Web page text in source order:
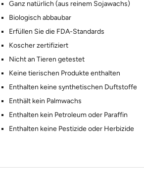
Ganz natürlich (aus reinem Sojawachs)
Biologisch abbaubar
Erfüllen Sie die FDA-Standards
Koscher zertifiziert
Nicht an Tieren getestet
Keine tierischen Produkte enthalten
Enthalten keine synthetischen Duftstoffe
Enthält kein Palmwachs
Enthalten kein Petroleum oder Paraffin
Enthalten keine Pestizide oder Herbizide